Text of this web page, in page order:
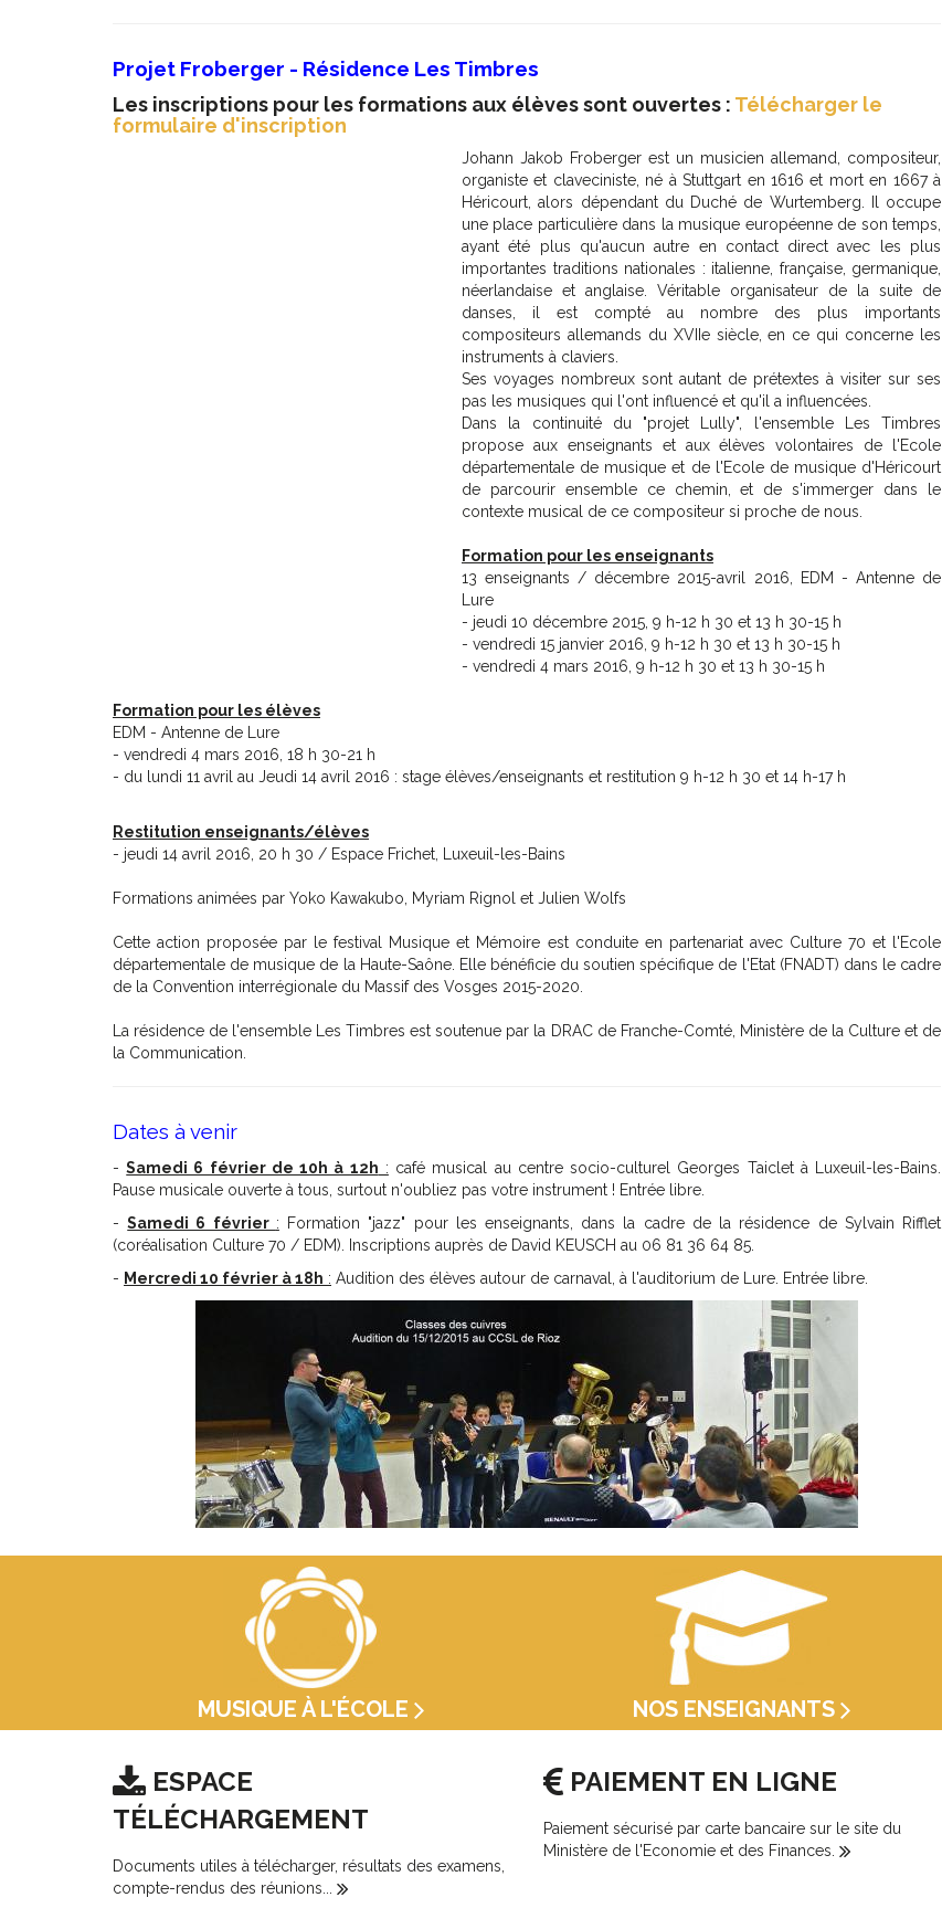
Projet Froberger - Résidence Les Timbres
Les inscriptions pour les formations aux élèves sont ouvertes : Télécharger le
formulaire d'inscription
Johann Jakob Froberger est un musicien allemand, compositeur,
organiste et claveciniste, né à Stuttgart en 1616 et mort en 1667 à
Héricourt, alors dépendant du Duché de Wurtemberg. Il occupe
une place particulière dans la musique européenne de son temps,
ayant été plus qu'aucun autre en contact direct avec les plus
importantes traditions nationales : italienne, française, germanique,
néerlandaise et anglaise. Véritable organisateur de la suite de
danses, il est compté au nombre des plus importants
compositeurs allemands du XVIIe siècle, en ce qui concerne les
instruments à claviers.
Ses voyages nombreux sont autant de prétextes à visiter sur ses
pas les musiques qui l'ont influencé et qu'il a influencées.
Dans la continuité du "projet Lully", l'ensemble Les Timbres
propose aux enseignants et aux élèves volontaires de l'Ecole
départementale de musique et de l'Ecole de musique d'Héricourt
de parcourir ensemble ce chemin, et de s'immerger dans le
contexte musical de ce compositeur si proche de nous.
Formation pour les enseignants
13 enseignants / décembre 2015-avril 2016, EDM - Antenne de
Lure
- jeudi 10 décembre 2015, 9 h-12 h 30 et 13 h 30-15 h
- vendredi 15 janvier 2016, 9 h-12 h 30 et 13 h 30-15 h
- vendredi 4 mars 2016, 9 h-12 h 30 et 13 h 30-15 h
Formation pour les élèves
EDM - Antenne de Lure
- vendredi 4 mars 2016, 18 h 30-21 h
- du lundi 11 avril au Jeudi 14 avril 2016 : stage élèves/enseignants et restitution 9 h-12 h 30 et 14 h-17 h
Restitution enseignants/élèves
- jeudi 14 avril 2016, 20 h 30 / Espace Frichet, Luxeuil-les-Bains
Formations animées par Yoko Kawakubo, Myriam Rignol et Julien Wolfs
Cette action proposée par le festival Musique et Mémoire est conduite en partenariat avec Culture 70 et l'Ecole
départementale de musique de la Haute-Saône. Elle bénéficie du soutien spécifique de l'Etat (FNADT) dans le cadre
de la Convention interrégionale du Massif des Vosges 2015-2020.
La résidence de l'ensemble Les Timbres est soutenue par la DRAC de Franche-Comté, Ministère de la Culture et de
la Communication.
Dates à venir
-Samedi 6 février de 10h à 12h : café musical au centre socio-culturel Georges Taiclet à Luxeuil-les-Bains.
Pause musicale ouverte à tous, surtout n'oubliez pas votre instrument ! Entrée libre.
-Samedi 6 février : Formation "jazz" pour les enseignants, dans la cadre de la résidence de Sylvain Rifflet
(coréalisation Culture 70 / EDM). Inscriptions auprès de David KEUSCH au 06 81 36 64 85.
- Mercredi 10 février à 18h : Audition des élèves autour de carnaval, à l'auditorium de Lure. Entrée libre.
MUSIQUE À L'ÉCOLE NOS ENSEIGNANTS
ESPACE
TÉLÉCHARGEMENT
Documents utiles à télécharger, résultats des examens,
compte-rendus des réunions...
PAIEMENT EN LIGNE
Paiement sécurisé par carte bancaire sur le site du
Ministère de l'Economie et des Finances.